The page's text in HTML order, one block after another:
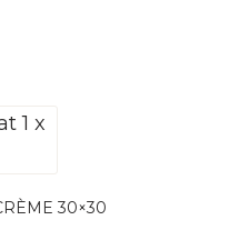
30×30